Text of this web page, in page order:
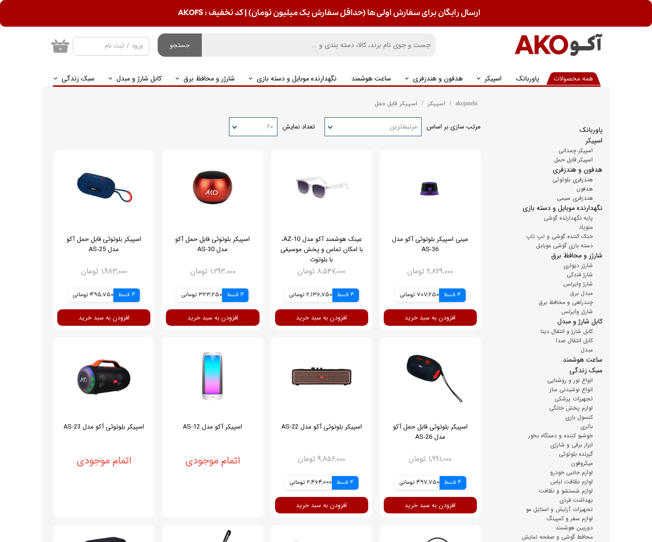
جستجو
همه محصولات پاوربانک اسپیکر هدفون و هندزفری ساعت هوشمند نگهدارنده موبایل و دسته بازی شارژر و محافظ برق کابل شارژ و مبدل سبک زندگی
ورود / ثبت نام
تغییر گذر واژه
۰
ارسال رایگان برای سفارش اولی ها (حداقل سفارش یک میلیون تومان) | کد تخفیف : AKOFS
akojanebi اسپیکر اسپیکر قابل حمل
مرتب سازی بر اساس مرتبط‌ترین تعداد نمایش ۲۰
مینی اسپیکر بلوتوثی آکو مدل
AS-36
۲,۸۲۹,۰۰۰ تومان
4 قسط 707,250 تومانی
افزودن به سبد خرید
عینک هوشمند آکو مدل AZ-10،
با امکان تماس و پخش موسیقی
با بلوتوث
۸,۵۴۷,۰۰۰ تومان
4 قسط 2,136,750 تومانی
افزودن به سبد خرید
اسپیکر بلوتوثی قابل حمل آکو
مدل AS-30
۱,۲۹۳,۰۰۰ تومان
4 قسط 323,250 تومانی
افزودن به سبد خرید
اسپیکر بلوتوثی قابل حمل آکو
مدل AS-25
۱,۹۸۳,۰۰۰ تومان
4 قسط 495,750 تومانی
افزودن به سبد خرید
اسپیکر بلوتوثی قابل حمل آکو
مدل AS-26
۱,۹۹۱,۰۰۰ تومان
4 قسط 497,750 تومانی
افزودن به سبد خرید
اسپیکر بلوتوثی آکو مدل AS-22
۹,۸۵۶,۰۰۰ تومان
4 قسط 2,464,000 تومانی
افزودن به سبد خرید
اسپیکر آکو مدل AS-12
اتمام موجودی
اسپیکر بلوتوثی آکو مدل AS-23
اتمام موجودی
پاوربانک
اسپیکر
اسپیکر چمدانی
اسپیکر قابل حمل
هدفون و هندزفری
هندزفری بلوتوثی
هدفون
هندزفری سیمی
نگهدارنده موبایل و دسته بازی
پایه نگهدارنده گوشی
منوپاد
خنک کننده گوشی و لپ تاپ
دسته بازی گوشی موبایل
شارژر و محافظ برق
شارژر دیواری
شارژ فندکی
شارژ وایرلس
مبدل برق
چندراهی و محافظ برق
شارژر وایرلس
کابل شارژ و مبدل
کابل شارژ و انتقال دیتا
کابل انتقال صدا
مبدل
ساعت هوشمند
سبک زندگی
انواع نور و روشنایی
انواع نوشیدنی ساز
تجهیزات پزشکی
لوازم پخش خانگی
کنسول بازی
باتری
خوشبو کننده و دستگاه بخور
ابزار برقی و شارژی
گیرنده بلوتوثی
میکروفون
لوازم جانبی خودرو
لوازم نظافت لباس
لوازم شستشو و نظافت
بهداشت فردی
تجهیزات آرایش و استایل مو
لوازم سفر و کمپینگ
دوربین هوشمند
محافط گوشی و صفحه نمایش